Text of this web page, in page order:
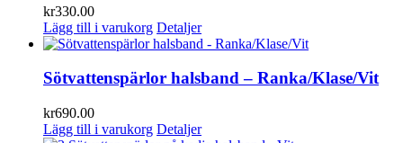
kr330.00
Lägg till i varukorg Detaljer
Sötvattenspärlor halsband – Ranka/Klase/Vit
kr690.00
Lägg till i varukorg Detaljer